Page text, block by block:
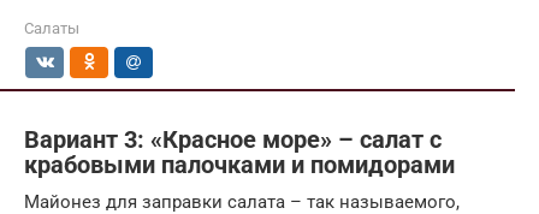
Салаты
Вариант 3: «Красное море» – салат с
крабовыми палочками и помидорами
Майонез для заправки салата – так называемого,